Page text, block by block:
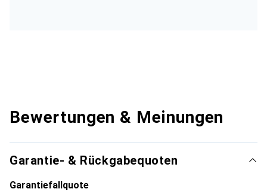
Bewertungen & Meinungen
Garantie- & Rückgabequoten
Garantiefallquote